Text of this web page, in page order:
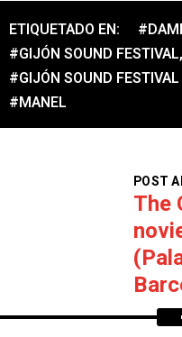
ETIQUETADO EN:
#GIJÓN SOUND FESTIVAL,
#GIJÓN SOUND
#MANEL
POST
The